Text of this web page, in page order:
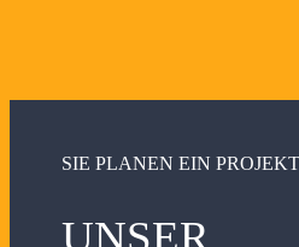
SIE PLANEN EIN
UNSER